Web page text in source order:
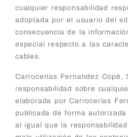
cualquier responsabilidad
adoptada por el usuario del
consecuencia de la
especial respecto a las
cables.
Carrocerías Fernandez Copé,
responsabilidad sobre
elaborada por Carrocerías
publicada de forma
al igual que la